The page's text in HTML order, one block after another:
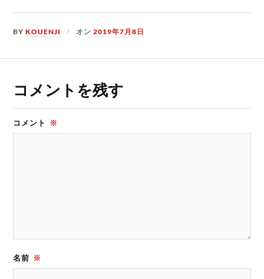
BYKOUENJI オン2019年7月8日
コメントを残す
コメント ※
名前 ※